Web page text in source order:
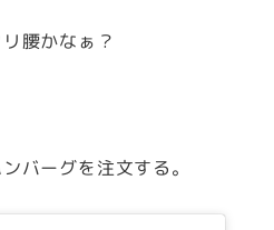
腰かなぁ？
バーグを注文する。